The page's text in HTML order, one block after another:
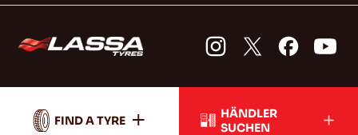
FIND A TYRE
HÄNDLER
SUCHEN